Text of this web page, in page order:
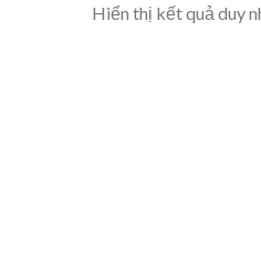
Hiển thị kết quả duy